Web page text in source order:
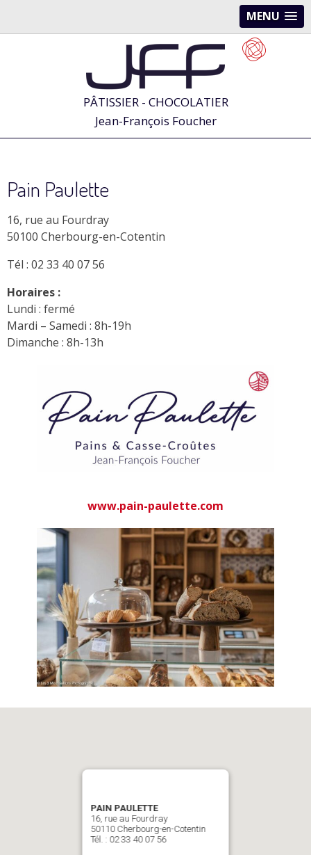
MENU
PÂTISSIER - CHOCOLATIER
Jean-François Foucher
Pain Paulette
16, rue au Fourdray
50100 Cherbourg-en-Cotentin
Tél : 02 33 40 07 56
Horaires :
Lundi : fermé
Mardi – Samedi : 8h-19h
Dimanche : 8h-13h
www.pain-paulette.com